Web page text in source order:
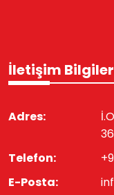
İletişim
Adres:
Telefon:
E-Posta: